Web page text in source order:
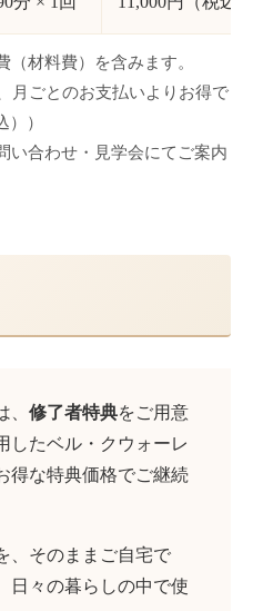
材料費）を含みます。
月ごとのお支払いよりお得で
）
い合わせ・見学会にてご案内
修了者特典をご用意
したベル・クウォーレ
得な特典価格でご継続
、そのままご自宅で
々の暮らしの中で使